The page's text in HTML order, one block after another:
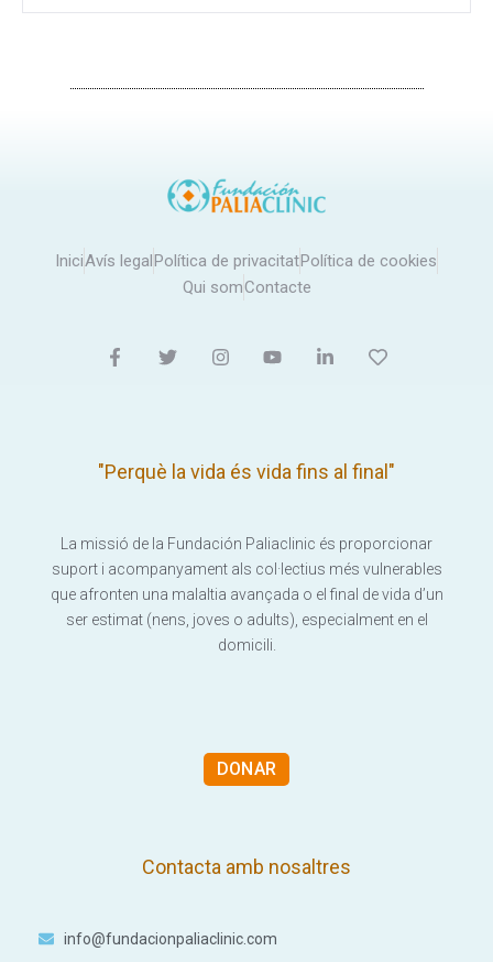
IniciAvís legalPolítica de privacitatPolítica de cookies
Qui somContacte
"Perquè la vida és vida fins al final"
La missió de la Fundación Paliaclinic és proporcionar
suport i acompanyament als col·lectius més vulnerables
que afronten una malaltia avançada o el final de vida d’un
ser estimat (nens, joves o adults), especialment en el
domicili.
DONAR
Contacta amb nosaltres
info@fundacionpaliaclinic.com